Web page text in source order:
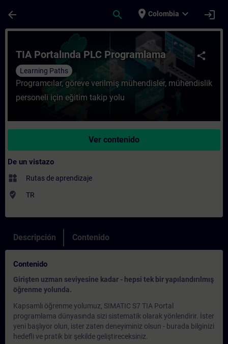
arrow_back search place Colombia expand_more login
Curso - TIA Portalında PLC
share
TIA Portalında PLC Programlama
Learning Paths
Programcılar, göreve verilmiş mühendisler, mühendislik
personeli için eğitim takip yolu
Ver contenido
De un vistazo
widgets Rutas de aprendizaje
where_to_vote TR
Descripción Contenido
Contenido
Girişten uzman seviyesine kadar - hepsi tek bir yapılandırılmış
öğrenme yolunda.
Kapsamlı öğrenme yolumuz, SIMATIC S7 TIA Portal
programlama dünyasında sizi sistematik olarak yönlendirir. İster
yeni başlıyor olun, ister zaten deneyiminiz olsun - burada bilginizi
hedefli ve pratik bir şekilde geliştireceksiniz.